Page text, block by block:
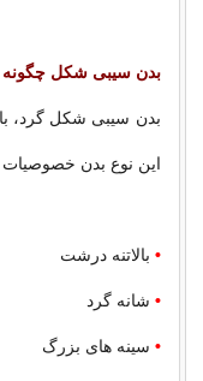
بدن سیبی شکل
بدن سیبی شکل گرد،
این نوع بدن خصوصیات
• بالاتنه درشت
• شانه گرد
• سینه های بزرگ